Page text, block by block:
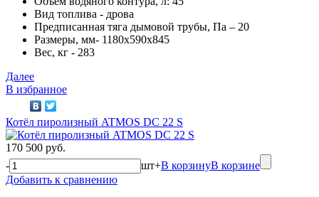
Вид топлива - дрова
Предписанная тяга дымовой трубы, Па – 20
Размеры, мм- 1180х590х845
Вес, кг - 283
Далее
В избранное
Котёл пиролизный ATMOS DC 22 S
170 500 руб.
-
шт+В корзинуВ корзине
Добавить к сравнению